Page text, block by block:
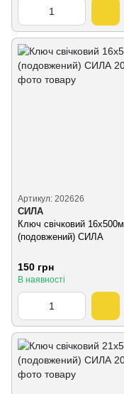
Артикул: 202626
СИЛА
Ключ свічковий
(подовжений) СИЛА
150 грн
В наявності